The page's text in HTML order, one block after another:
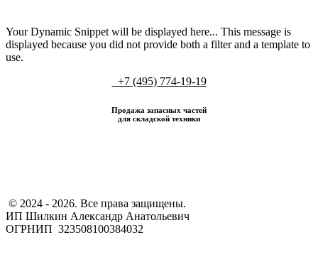
Your Dynamic Snippet will be displayed here... This message is
displayed because you did not provide both a filter and a template to
use.
+7 (495) 774-19-19
Продажа запасных частей
для складской техники
​ © 2024 - 2026. Все права защищены.
ИП Шилкин Александр Анатольевич
ОГРНИП 323508100384032